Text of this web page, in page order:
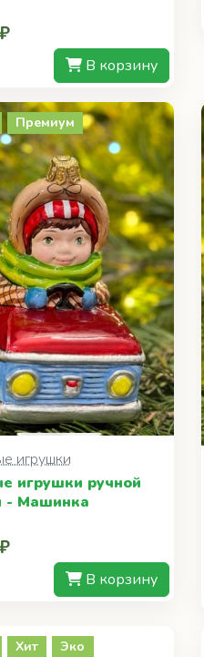
В корзину
Премиум
игрушки
игрушки ручной
- Машинка
В корзину
Хит Эко